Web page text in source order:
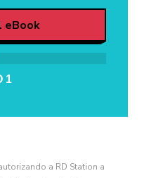
eBook
1
a RD Station a